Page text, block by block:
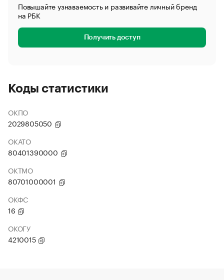
Повышайте узнаваемость и развивайте личный бренд
на РБК
Получить доступ
Коды статистики
ОКПО
2029805050
ОКАТО
80401390000
ОКТМО
80701000001
ОКФС
16
ОКОГУ
4210015